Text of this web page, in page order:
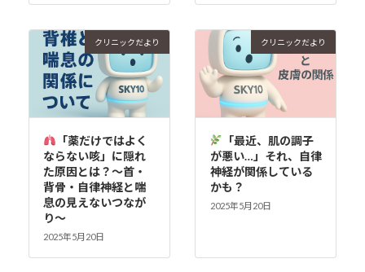
クリニックだより
「薬だけではよく
ならない咳」に隠れ
た原因とは？〜首・
背骨・自律神経と喘
息の見えないつなが
り〜
2025年5月20日
クリニックだより
「最近、肌の調子
が悪い…」それ、自律
神経が関係している
かも？
2025年5月20日